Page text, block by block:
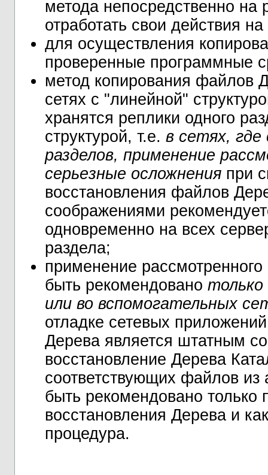
метода непосредственно
отработать свои действия
для осуществления
проверенные программные
метод копирования файлов
сетях с "линейной"
хранятся реплики одного
структурой, т.е. в сетях, где
разделов, применение
серьезные осложненияпри
восстановления файлов
соображениями
одновременно на всех
раздела;
применение
быть рекомендовано только
или во вспомогательных
отладке сетевых
Дерева является штатным
восстановление Дерева
соответствующих файлов из
быть рекомендовано только
восстановления Дерева и
процедура.